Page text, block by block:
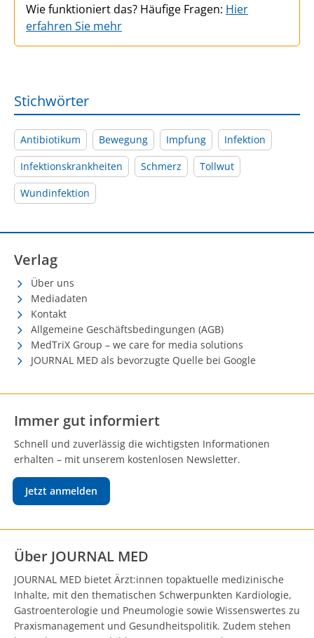
Wie funktioniert das? Häufige Fragen: Hier
erfahren Sie mehr
Stichwörter
Antibiotikum Bewegung Impfung
Infektion
Infektionskrankheiten
Schmerz
Tollwut
Wundinfektion
Verlag
Über uns
Mediadaten
Kontakt
Allgemeine Geschäftsbedingungen (AGB)
MedTriX Group – we care for media solutions
JOURNAL MED als bevorzugte Quelle bei Google
Immer gut informiert
Schnell und zuverlässig die wichtigsten Informationen
erhalten – mit unserem kostenlosen Newsletter.
Jetzt anmelden
Über JOURNAL MED
JOURNAL MED bietet Ärzt:innen topaktuelle medizinische
Inhalte, mit den thematischen Schwerpunkten Kardiologie,
Gastroenterologie und Pneumologie sowie Wissenswertes zu
Praxismanagement und Gesundheitspolitik. Zudem stehen